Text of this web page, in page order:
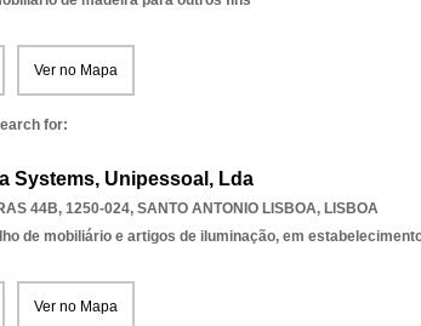
Ver no Mapa
for:
Systems, Unipessoal, Lda
44B, 1250-024, SANTO ANTONIO LISBOA, LISBOA
de mobiliário e artigos de iluminação, em
Ver no Mapa